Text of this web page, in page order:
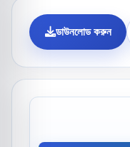
ডাউনলোড করুন